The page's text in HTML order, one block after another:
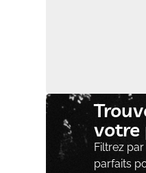
votre
Filtrez
parfaits